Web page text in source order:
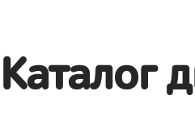
Каталог